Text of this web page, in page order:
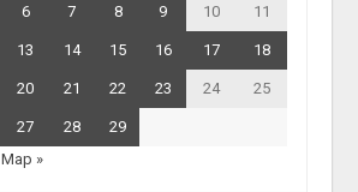
6 7 8 9 10 11
13 14 15 16 17 18
20 21 22 23 24 25
27 28
29
Мар »